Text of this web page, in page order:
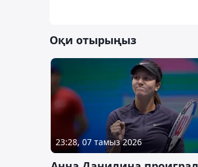
Оқи отырыңыз
23:28, 07 тамыз 2026